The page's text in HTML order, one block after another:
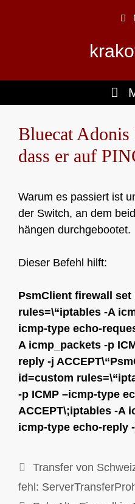
Bluecat
dass er auf
Warum es passiert ist
der Switch, an dem
hängen durchgebootet.
Dieser Befehl hilft:
PsmClient firewall
rules=\“iptables -A
icmp-type echo-
A icmp_packets -p
reply -j
id=custom
-p ICMP –icmp-type
ACCEPT\;iptables -A
icmp-type echo-reply
Transfer von
fehl: